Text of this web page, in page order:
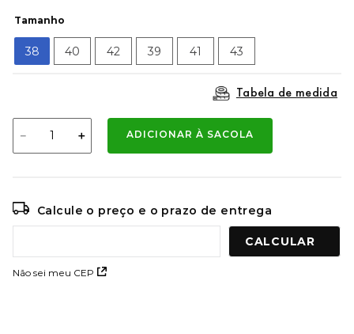
Tamanho
38 40 42 39 41 43
Tabela de medida
＋
－ ADICIONAR À SACOLA
Calcule o preço e o prazo de entrega
Não sei meu CEP
8º regata
9º mochila oakley